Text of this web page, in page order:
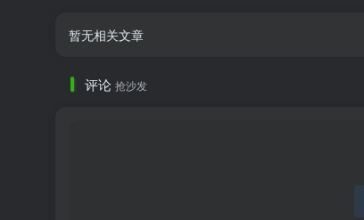
暂无相关文章
评论 抢沙发